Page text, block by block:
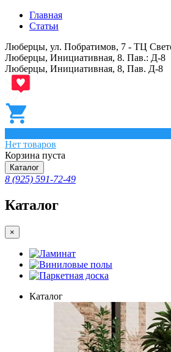
Главная
Статьи
Люберцы, ул. Побратимов, 7 - ТЦ
Люберцы, Инициативная, 8. Пав.: Д-8
Люберцы, Инициативная, 8, Пав. Д-8
Нет товаров
Корзина пуста
Каталог
8 (925) 591-72-49
Каталог
×
Ламинат
Виниловые полы
Паркетная доска
Каталог